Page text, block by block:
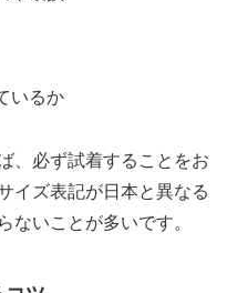
いるか
、必ず試着することをお
イズ表記が日本と異なる
ないことが多いです。